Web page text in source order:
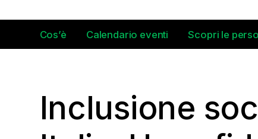
Cos’è Calendario eventi Scopri le
Inclusione